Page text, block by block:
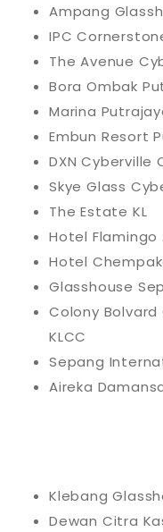
Ampang
IPC
The Avenue
Bora Ombak
Marina
Embun Resort
DXN Cyberville
Skye Glass
The Estate KL
Hotel Flamingo
Hotel
Glasshouse
Colony
KLCC
Sepang
Aireka
Klebang
Dewan Citra